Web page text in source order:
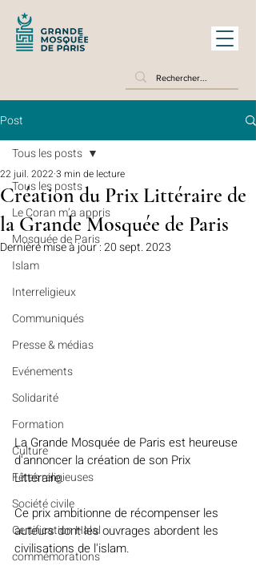
Post
Tous les posts
Le Coran m’a appris
Mosquée de Paris
Islam
Interreligieux
Communiqués
Presse & médias
Evénements
Solidarité
Formation
Culture
Fêtes religieuses
Société civile
Certification Halal
commémorations
Tous les posts
Création du Prix Littéraire de
la Grande Mosquée de Paris
22 juil. 2022 3 min de lecture
Dernière mise à jour :20 sept. 2023
La Grande Mosquée de Paris est heureuse
d'annoncer la création de son Prix
Littéraire.
Ce prix ambitionne de récompenser les
auteurs dont les ouvrages abordent les
civilisations de l'islam.